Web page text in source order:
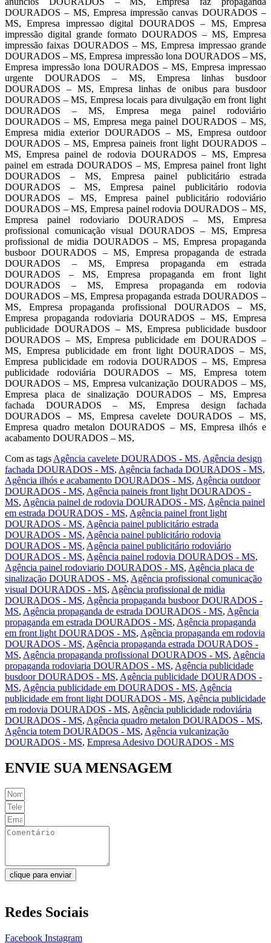
DOURADOS – MS, Empresa impressão canvas DOURADOS –
MS, Empresa impressao digital DOURADOS – MS, Empresa
impressão digital grande formato DOURADOS – MS, Empresa
impressão faixas DOURADOS – MS, Empresa impressao grande
DOURADOS – MS, Empresa impressão lona DOURADOS – MS,
Empresa impressão lona DOURADOS – MS, Empresa impressao
urgente DOURADOS – MS, Empresa linhas busdoor
DOURADOS – MS, Empresa linhas de onibus para busdoor
DOURADOS – MS, Empresa locais para divulgação em front light
DOURADOS – MS, Empresa mega painel rodoviário
DOURADOS – MS, Empresa mega painel DOURADOS – MS,
Empresa midia exterior DOURADOS – MS, Empresa outdoor
DOURADOS – MS, Empresa paineis front light DOURADOS –
MS, Empresa painel de rodovia DOURADOS – MS, Empresa
painel em estrada DOURADOS – MS, Empresa painel front light
DOURADOS – MS, Empresa painel publicitário estrada
DOURADOS – MS, Empresa painel publicitário rodovia
DOURADOS – MS, Empresa painel publicitário rodoviário
DOURADOS – MS, Empresa painel rodovia DOURADOS – MS,
Empresa painel rodoviario DOURADOS – MS, Empresa
profissional comunicação visual DOURADOS – MS, Empresa
profissional de midia DOURADOS – MS, Empresa propaganda
busboor DOURADOS – MS, Empresa propaganda de estrada
DOURADOS – MS, Empresa propaganda em estrada
DOURADOS – MS, Empresa propaganda em front light
DOURADOS – MS, Empresa propaganda em rodovia
DOURADOS – MS, Empresa propaganda estrada DOURADOS –
MS, Empresa propaganda profissional DOURADOS – MS,
Empresa propaganda rodoviaria DOURADOS – MS, Empresa
publicidade DOURADOS – MS, Empresa publicidade busdoor
DOURADOS – MS, Empresa publicidade em DOURADOS –
MS, Empresa publicidade em front light DOURADOS – MS,
Empresa publicidade em rodovia DOURADOS – MS, Empresa
publicidade rodoviária DOURADOS – MS, Empresa totem
DOURADOS – MS, Empresa vulcanização DOURADOS – MS,
Empresa placa de sinalização DOURADOS – MS, Empresa
fachada DOURADOS – MS, Empresa design fachada
DOURADOS – MS, Empresa cavelete DOURADOS – MS,
Empresa quadro metalon DOURADOS – MS, Empresa ilhós e
acabamento DOURADOS – MS,
Com as tags Agência cavelete DOURADOS - MS, Agência design
fachada DOURADOS - MS, Agência fachada DOURADOS - MS,
Agência ilhós e acabamento DOURADOS - MS, Agência outdoor
DOURADOS - MS, Agência paineis front light DOURADOS -
MS, Agência painel de rodovia DOURADOS - MS, Agência painel
em estrada DOURADOS - MS, Agência painel front light
DOURADOS - MS, Agência painel publicitário estrada
DOURADOS - MS, Agência painel publicitário rodovia
DOURADOS - MS, Agência painel publicitário rodoviário
DOURADOS - MS, Agência painel rodovia DOURADOS - MS,
Agência painel rodoviario DOURADOS - MS, Agência placa de
sinalização DOURADOS - MS, Agência profissional comunicação
visual DOURADOS - MS, Agência profissional de midia
DOURADOS - MS, Agência propaganda busboor DOURADOS -
MS, Agência propaganda de estrada DOURADOS - MS, Agência
propaganda em estrada DOURADOS - MS, Agência propaganda
em front light DOURADOS - MS, Agência propaganda em rodovia
DOURADOS - MS, Agência propaganda estrada DOURADOS -
MS, Agência propaganda profissional DOURADOS - MS, Agência
propaganda rodoviaria DOURADOS - MS, Agência publicidade
busdoor DOURADOS - MS, Agência publicidade DOURADOS -
MS, Agência publicidade em DOURADOS - MS, Agência
publicidade em front light DOURADOS - MS, Agência publicidade
em rodovia DOURADOS - MS, Agência publicidade rodoviária
DOURADOS - MS, Agência quadro metalon DOURADOS - MS,
Agência totem DOURADOS - MS, Agência vulcanização
DOURADOS - MS, Empresa Adesivo DOURADOS - MS
ENVIE SUA MENSAGEM
clique para enviar
Redes Sociais
Facebook Instagram